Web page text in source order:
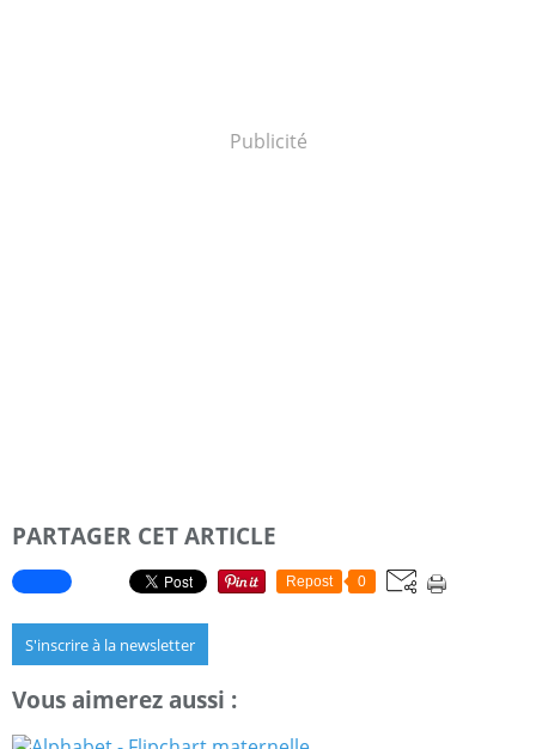
Publicité
PARTAGER CET ARTICLE
Repost 0
S'inscrire à la newsletter
Vous aimerez aussi :